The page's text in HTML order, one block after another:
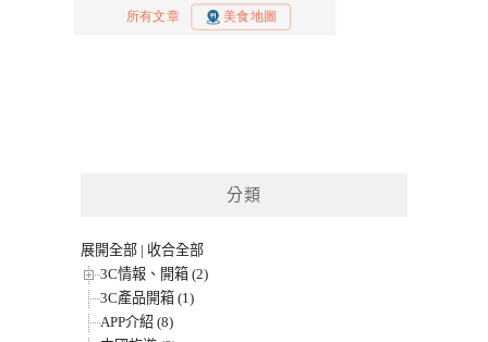
分類
展開全部 | 收合全部
3C情報、開箱 (2)
3C產品開箱 (1)
APP介紹 (8)